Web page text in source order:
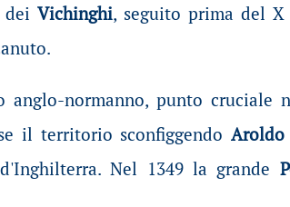
deiVichinghi, seguito prima del
anglo-normanno, punto cruciale
il territorio sconfiggendo
Nel 1349 la grande